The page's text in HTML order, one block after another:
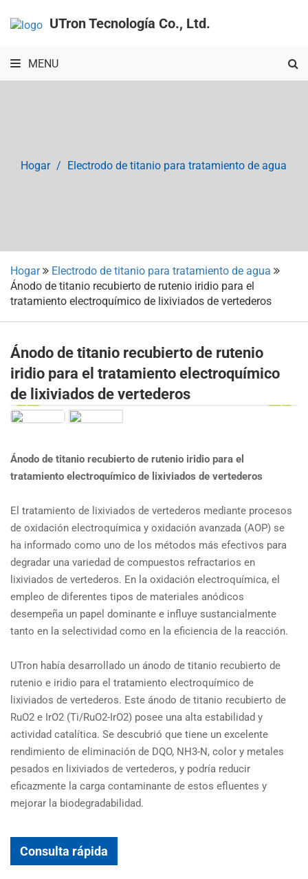
UTron Tecnología Co., Ltd.
MENU
Hogar Electrodo de titanio para tratamiento de agua
Hogar
Electrodo de titanio para tratamiento de agua
Ánodo de titanio recubierto de rutenio iridio para el
tratamiento electroquímico de lixiviados de vertederos
Ánodo de titanio recubierto de rutenio
iridio para el tratamiento electroquímico
de lixiviados de vertederos
Ánodo de titanio recubierto de rutenio iridio para el
tratamiento electroquímico de lixiviados de vertederos
El tratamiento de lixiviados de vertederos mediante procesos
de oxidación electroquímica y oxidación avanzada (AOP) se
ha informado como uno de los métodos más efectivos para
degradar una variedad de compuestos refractarios en
lixiviados de vertederos. En la oxidación electroquímica, el
empleo de diferentes tipos de materiales anódicos
desempeña un papel dominante e influye sustancialmente
tanto en la selectividad como en la eficiencia de la reacción.
UTron había desarrollado un ánodo de titanio recubierto de
rutenio e iridio para el tratamiento electroquímico de
lixiviados de vertederos. Este ánodo de titanio recubierto de
RuO2 e IrO2 (Ti/RuO2-IrO2) posee una alta estabilidad y
actividad catalítica. Se descubrió que tiene un excelente
rendimiento de eliminación de DQO, NH3-N, color y metales
pesados en lixiviados de vertederos, y podría reducir
eficazmente la carga contaminante de estos efluentes y
mejorar la biodegradabilidad.
Consulta rápida